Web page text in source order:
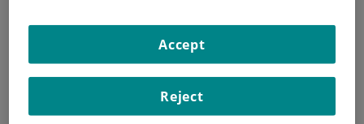
Investigación
Reject
Accept